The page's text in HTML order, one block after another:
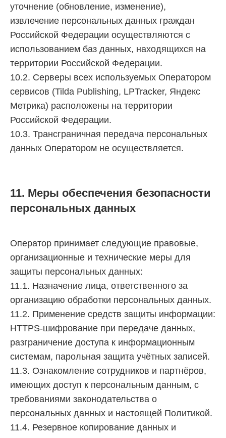
уточнение (обновление, изменение),
извлечение персональных данных граждан
Российской Федерации осуществляются с
использованием баз данных, находящихся на
территории Российской Федерации.
10.2. Серверы всех используемых Оператором
сервисов (Tilda Publishing, LPTracker, Яндекс
Метрика) расположены на территории
Российской Федерации.
10.3. Трансграничная передача персональных
данных Оператором не осуществляется.
11. Меры обеспечения безопасности
персональных данных
Оператор принимает следующие правовые,
организационные и технические меры для
защиты персональных данных:
11.1. Назначение лица, ответственного за
организацию обработки персональных данных.
11.2. Применение средств защиты информации:
HTTPS-шифрование при передаче данных,
разграничение доступа к информационным
системам, парольная защита учётных записей.
11.3. Ознакомление сотрудников и партнёров,
имеющих доступ к персональным данным, с
требованиями законодательства о
персональных данных и настоящей Политикой.
11.4. Резервное копирование данных и